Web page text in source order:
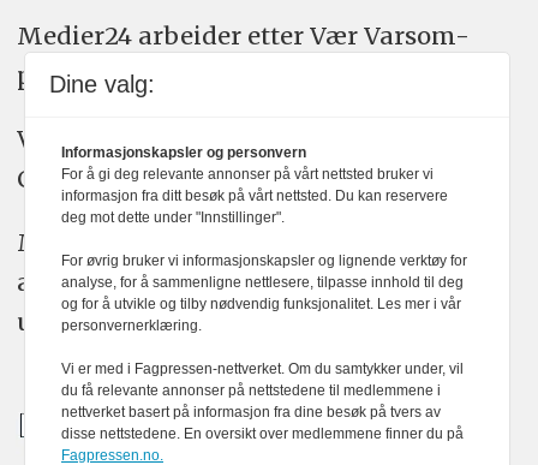
Medier24 arbeider etter Vær Varsom-
plakatens regler for god presseskikk.
Vi bruker KI-verktøy som ChatGPT,
Claude, og Gemini i journalistikken vår.
Medier24s redaksjon har alltid det fulle
ansvar for publisert innhold, med eller
uten bruk av kunstig intelligens.
Dine valg:
Informasjonskapsler og personvern
For å gi deg relevante annonser på vårt nettsted bruker vi
informasjon fra ditt besøk på vårt nettsted. Du kan reservere
deg mot dette under "Innstillinger".
For øvrig bruker vi informasjonskapsler og lignende verktøy for
analyse, for å sammenligne nettlesere, tilpasse innhold til deg
og for å utvikle og tilby nødvendig funksjonalitet. Les mer i vår
personvernerklæring.
Vi er med i Fagpressen-nettverket. Om du samtykker under, vil
du få relevante annonser på nettstedene til medlemmene i
nettverket basert på informasjon fra dine besøk på tvers av
disse nettstedene. En oversikt over medlemmene finner du på
Fagpressen.no.